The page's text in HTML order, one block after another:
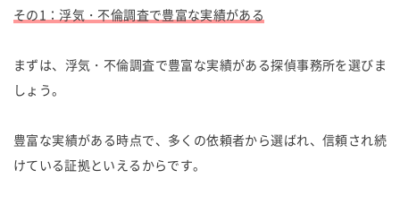
その1：浮気・不倫調査で豊富な実績がある
まずは、浮気・不倫調査で豊富な実績がある探偵事務所を選びま
しょう。
豊富な実績がある時点で、多くの依頼者から選ばれ、信頼され続
けている証拠といえるからです。